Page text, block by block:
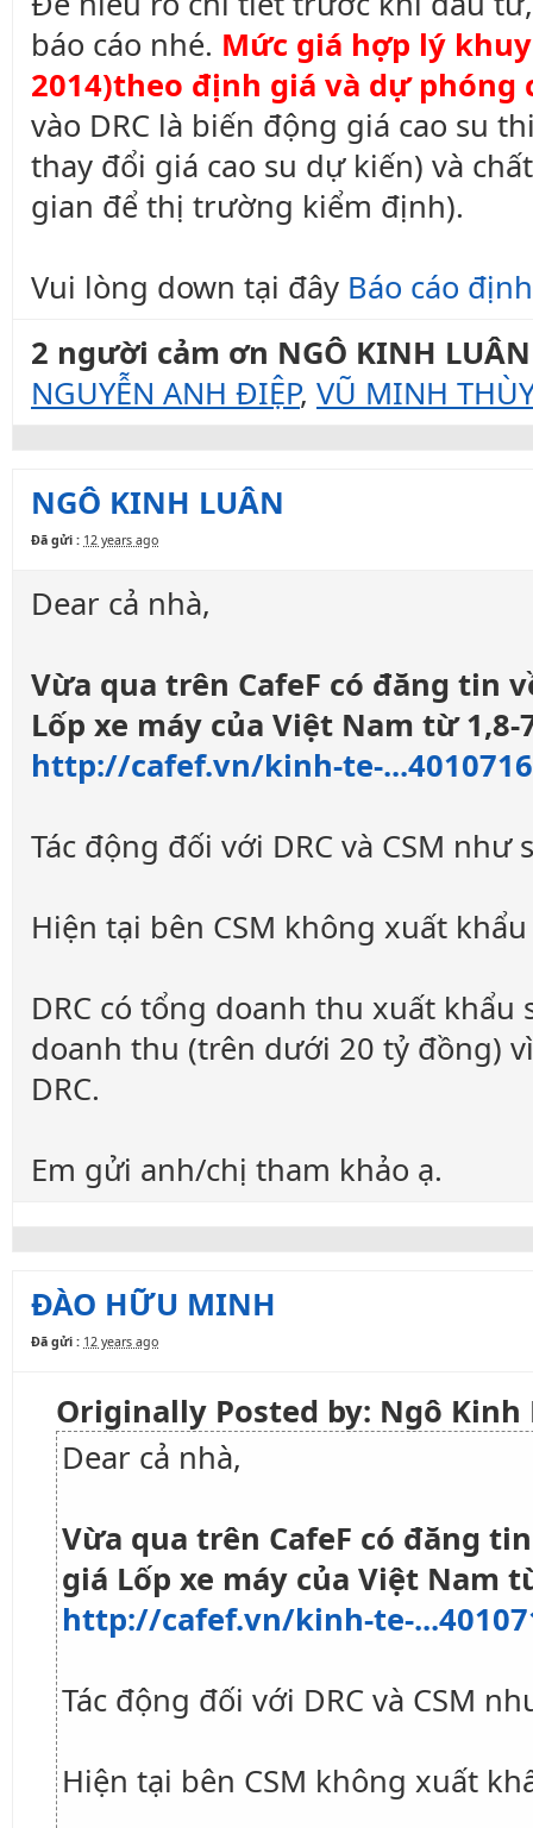
báo cáo nhé. Mức giá hợp lý
2014)theo định giá và dự phóng
vào DRC là biến động giá cao su
thay đổi giá cao su dự kiến) và
gian để thị trường kiểm định).
Vui lòng down tại đây Báo cáo
2 người cảm ơn NGÔ KINH
NGUYỄN ANH ĐIỆP, VŨ MINH
NGÔ KINH LUÂN
Đã gửi : 12 years ago
Dear cả nhà,
Vừa qua trên CafeF có đăng tin
Lốp xe máy của Việt Nam từ 1,8-
http://cafef.vn/kinh-te-
Tác động đối với DRC và CSM như
Hiện tại bên CSM không xuất
DRC có tổng doanh thu xuất
doanh thu (trên dưới 20 tỷ đồng)
DRC.
Em gửi anh/chị tham khảo ạ.
ĐÀO HỮU MINH
Đã gửi : 12 years ago
Originally Posted by: Ngô
Dear cả nhà,
Vừa qua trên CafeF có đăng
giá Lốp xe máy của Việt Nam
http://cafef.vn/kinh-te-
Tác động đối với DRC và CSM
Hiện tại bên CSM không xuất